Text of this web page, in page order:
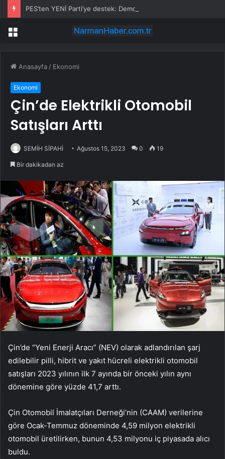
PES’ten YENİ Parti’ye destek: Demokrasi yasaklanamaz
Menü
Anasayfa / Ekonomi
Ekonomi
Çin’de Elektrikli Otomobil
Satışları Arttı
SEMİH SİPAHİ Ağustos 15, 2023 0 19
Bir dakikadan az
Çin’de “Yeni Enerji Aracı” (NEV) olarak adlandırılan şarj
edilebilir pilli, hibrit ve yakıt hücreli elektrikli otomobil
satışları 2023 yılının ilk 7 ayında bir önceki yılın aynı
dönemine göre yüzde 41,7 arttı.
Çin Otomobil İmalatçıları Derneği’nin (CAAM) verilerine
göre Ocak-Temmuz döneminde 4,59 milyon elektrikli
otomobil üretilirken, bunun 4,53 milyonu iç piyasada alıcı
buldu.